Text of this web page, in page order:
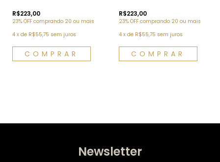
R$223,00
23% OFF comprando 20 ou mais
4 x de R$55,75 sem juros
R$223,00
23% OFF comprando 20 ou mais
4 x de R$55,75 sem juros
Newsletter